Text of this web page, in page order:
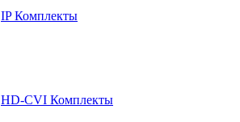
IP Комплекты
HD-CVI Комплекты